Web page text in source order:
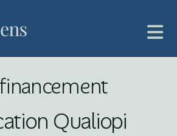
Qualiopi